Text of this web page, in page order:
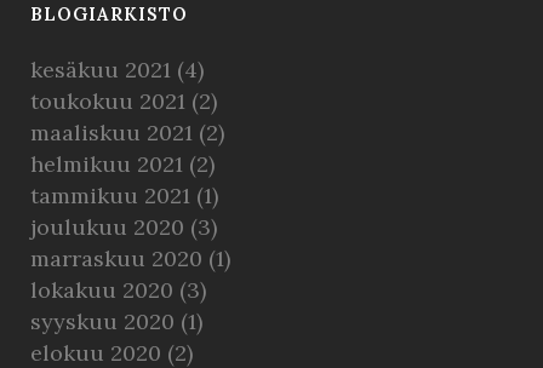
BLOGIARKISTO
kesäkuu 2021 (4)
toukokuu 2021 (2)
maaliskuu 2021 (2)
helmikuu 2021 (2)
tammikuu 2021 (1)
joulukuu 2020 (3)
marraskuu 2020 (1)
lokakuu 2020 (3)
syyskuu 2020 (1)
elokuu 2020 (2)